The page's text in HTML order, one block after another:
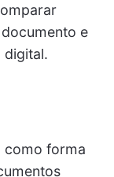
e
digital.
como forma